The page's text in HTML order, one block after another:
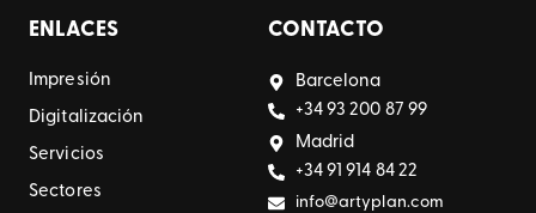
ENLACES
Impresión
Digitalización
Servicios
Sectores
CONTACTO
Barcelona
+34 93 200 87 99
Madrid
+34 91 914 84 22
info@artyplan.com